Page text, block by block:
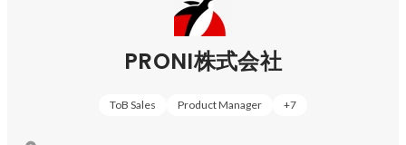
PRONI株式会社
ToB Sales Product Manager +7